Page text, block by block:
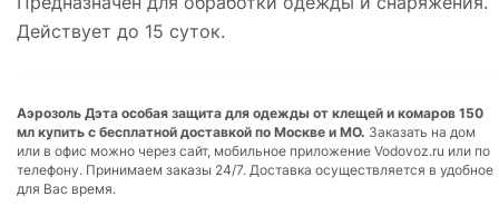
Действует до 15 суток.
Аэрозоль Дэта особая защита для одежды от клещей и комаров 150
мл купить с бесплатной доставкой по Москве и МО. Заказать на дом
или в офис можно через сайт, мобильное приложение Vodovoz.ru или по
телефону. Принимаем заказы 24/7. Доставка осуществляется в удобное
для Вас время.